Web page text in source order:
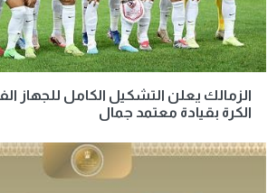
الزمالك يعلن التشكيل الكامل للجهاز
الكرة بقيادة معتمد جمال